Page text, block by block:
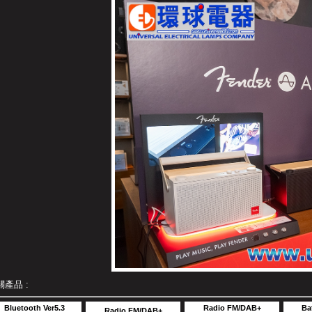
產品 :
Bluetooth Ver5.3 Radio FM/DAB+